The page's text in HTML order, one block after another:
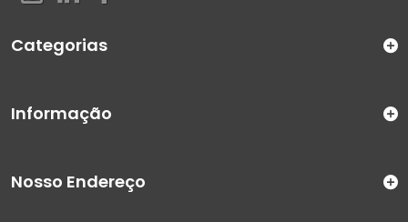
Categorias
Informação
Nosso Endereço